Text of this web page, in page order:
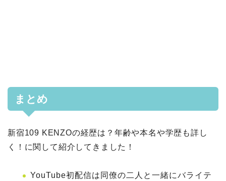
まとめ
新宿109 KENZOの経歴は？年齢や本名や学歴も詳し
く！に関して紹介してきました！
YouTube初配信は同僚の二人と一緒にバライテ